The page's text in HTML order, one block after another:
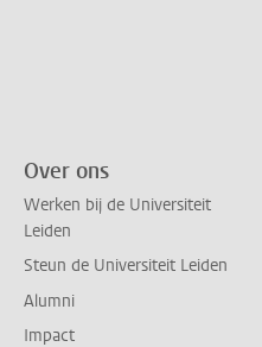
Over ons
Werken bij de Universiteit
Leiden
Steun de Universiteit Leiden
Alumni
Impact